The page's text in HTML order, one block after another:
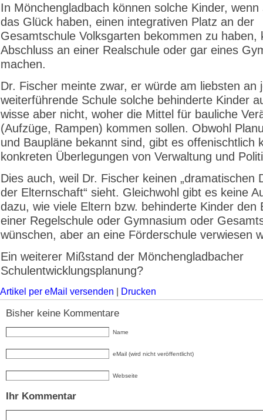
In Mönchengladbach können solche Kinder, wenn
das Glück haben, einen integrativen Platz an der
Gesamtschule Volksgarten bekommen zu haben,
Abschluss an einer Realschule oder gar eines
machen.
Dr. Fischer meinte zwar, er würde am liebsten an
weiterführende Schule solche behinderte Kinder
wisse aber nicht, woher die Mittel für bauliche
(Aufzüge, Rampen) kommen sollen. Obwohl
und Baupläne bekannt sind, gibt es offenischtlich
konkreten Überlegungen von Verwaltung und
Dies auch, weil Dr. Fischer keinen „dramatischen
der Elternschaft“ sieht. Gleichwohl gibt es keine
dazu, wie viele Eltern bzw. behinderte Kinder den
einer Regelschule oder Gymnasium oder
wünschen, aber an eine Förderschule verwiesen
Ein weiterer Mißstand der Mönchengladbacher
Schulentwicklungsplanung?
Artikel per eMail versenden Drucken
Bisher keine Kommentare
Name
eMail (wird nicht veröffentlicht)
Webseite
Ihr Kommentar